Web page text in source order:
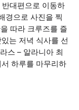
대편으로 이동하
경으로 사진을 찍
따라 크루즈를 즐
는 저녁 식사를 선
스 – 알라니아 최
하루를 마무리하